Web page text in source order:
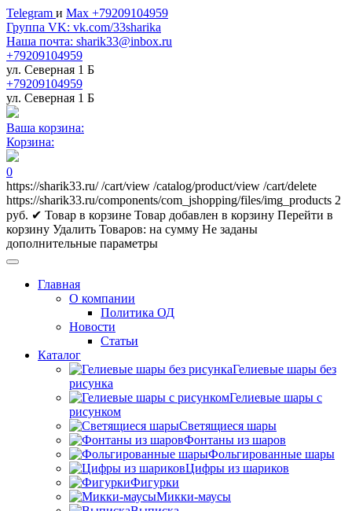
Telegram и Max +79209104959
Группа VK: vk.com/33sharika
Наша почта: sharik33@inbox.ru
+79209104959
ул. Северная 1 Б
+79209104959
ул. Северная 1 Б
Ваша корзина:
Корзина:
0
https://sharik33.ru/ /cart/view /catalog/product/view /cart/delete
https://sharik33.ru/components/com_jshopping/files/img_products 2
руб. ✔ Товар в корзине Товар добавлен в корзину Перейти в
корзину Удалить Товаров: на сумму Не заданы
дополнительные параметры
Главная
О компании
Политика ОД
Новости
Статьи
Каталог
Гелиевые шары без
рисунка
Гелиевые шары с
рисунком
Светящиеся шары
Фонтаны из шаров
Фольгированные шары
Цифры из шариков
Фигурки
Микки-маусы